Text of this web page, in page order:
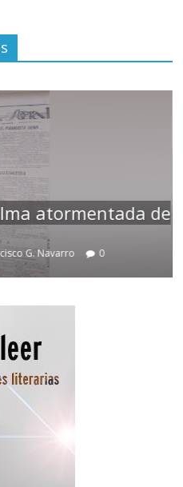
atormentada de
G. Navarro 0